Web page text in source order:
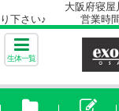
大阪府寝屋川市に
り下さい♪ 営業時間
生体一覧